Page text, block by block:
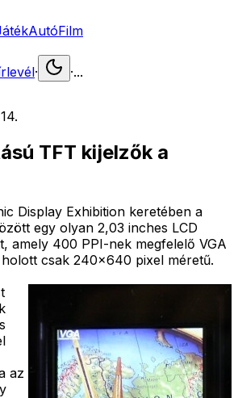
AutóFilm
· ·...
TFT kijelzők a
Display Exhibition keretében a
egy olyan 2,03 inches LCD
amely 400 PPI-nek megfelelő VGA
csak 240x640 pixel méretű.
az